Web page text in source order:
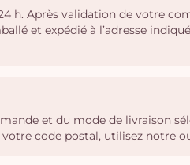
h. Après validation de votre
et expédié à l’adresse
et du mode de livraison
code postal, utilisez notre